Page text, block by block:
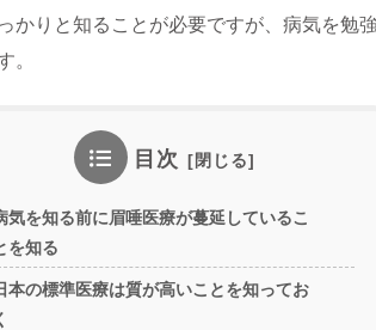
かりと知ることが必要ですが、病気を勉
。
目次
気を知る前に眉唾医療が蔓延しているこ
を知る
本の標準医療は質が高いことを知ってお